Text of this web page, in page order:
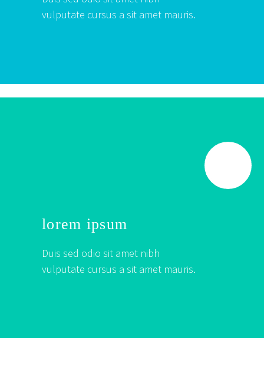
vulputate cursus a sit amet mauris.
lorem ipsum
Duis sed odio sit amet nibh
vulputate cursus a sit amet mauris.